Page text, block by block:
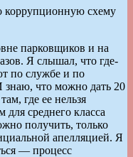
схему
парковщиков и на
Я слышал, что где-
по службе и по
знаю, что можно дать 20
где ее нельзя
для среднего класса
получить, только
апелляцией. Я
— процесс